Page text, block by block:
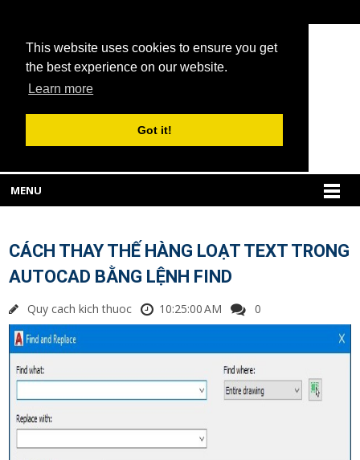
This website uses cookies to ensure you get
the best experience on our website.
Learn more
Got it!
MENU
CÁCH THAY THẾ HÀNG LOẠT TEXT TRONG
AUTOCAD BẰNG LỆNH FIND
Quy cach kich thuoc 10:25:00 AM 0